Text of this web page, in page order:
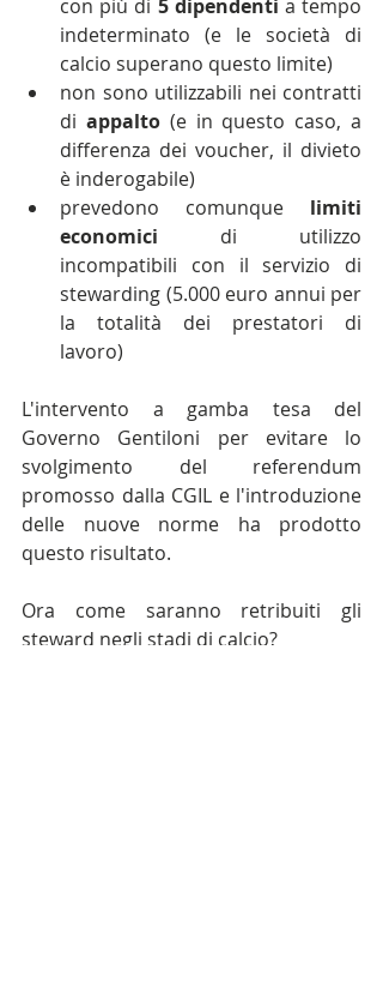
con più di 5 dipendenti a tempo
indeterminato (e le società di
calcio superano questo limite)
non sono utilizzabili nei contratti
di appalto (e in questo caso, a
differenza dei voucher, il divieto
è inderogabile)
prevedono comunque limiti
economici di utilizzo
incompatibili con il servizio di
stewarding (5.000 euro annui per
la totalità dei prestatori di
lavoro)
L'intervento a gamba tesa del
Governo Gentiloni per evitare lo
svolgimento del referendum
promosso dalla CGIL e l'introduzione
delle nuove norme ha prodotto
questo risultato.
Ora come saranno retribuiti gli
steward negli stadi di calcio?